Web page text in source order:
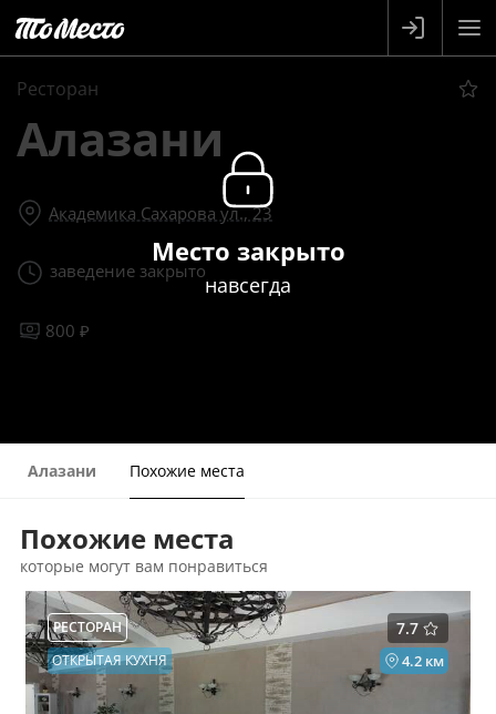
Ресторан
Алазани
Академика Сахарова ул., 23
заведение закрыто
800 ₽
Место закрыто
навсегда
Алазани Похожие места
Похожие места
которые могут вам понравиться
7.7
РЕСТОРАН
4.2 км
ОТКРЫТАЯ КУХНЯ